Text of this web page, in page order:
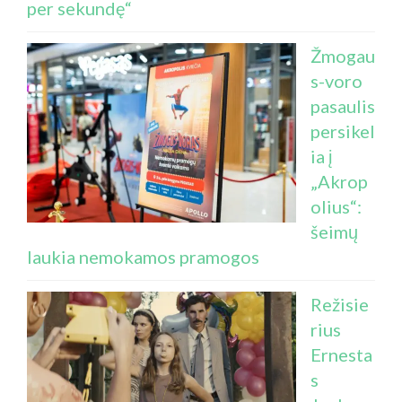
per sekundę“
Žmogau
s-voro
pasaulis
persikel
ia į
„Akrop
olius“:
šeimų
laukia nemokamos pramogos
Režisie
rius
Ernesta
s